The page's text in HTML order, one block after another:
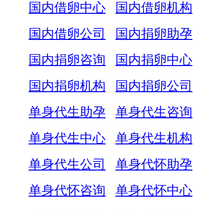
国内借卵中心
国内借卵机构
国内借卵公司
国内捐卵助孕
国内捐卵咨询
国内捐卵中心
国内捐卵机构
国内捐卵公司
单身代生助孕
单身代生咨询
单身代生中心
单身代生机构
单身代生公司
单身代怀助孕
单身代怀咨询
单身代怀中心